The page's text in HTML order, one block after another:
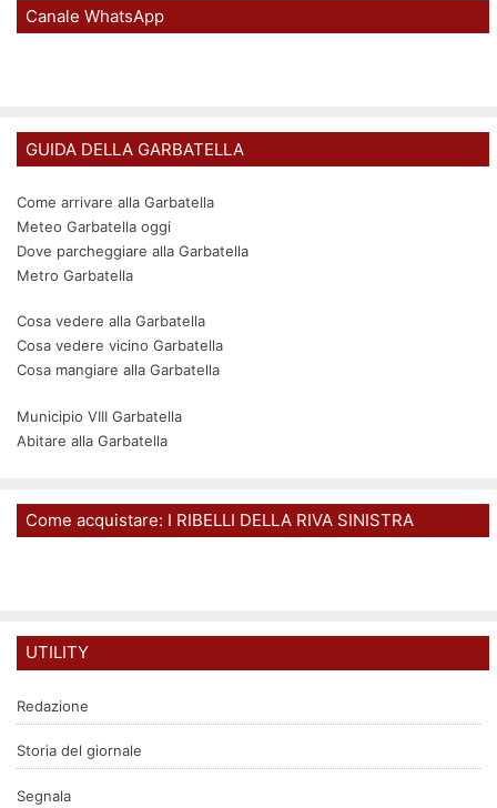
Canale WhatsApp
GUIDA DELLA GARBATELLA
Come arrivare alla Garbatella
Meteo Garbatella oggi
Dove parcheggiare alla Garbatella
Metro Garbatella
Cosa vedere alla Garbatella
Cosa vedere vicino Garbatella
Cosa mangiare alla Garbatella
Municipio VIII Garbatella
Abitare alla Garbatella
Come acquistare: I RIBELLI DELLA RIVA SINISTRA
UTILITY
Redazione
Storia del giornale
Segnala